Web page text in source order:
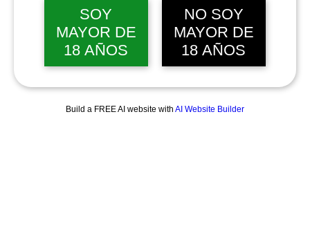
SOY
MAYOR DE
18 AÑOS
NO SOY
MAYOR DE
18 AÑOS
Build a FREE AI website with AI Website Builder